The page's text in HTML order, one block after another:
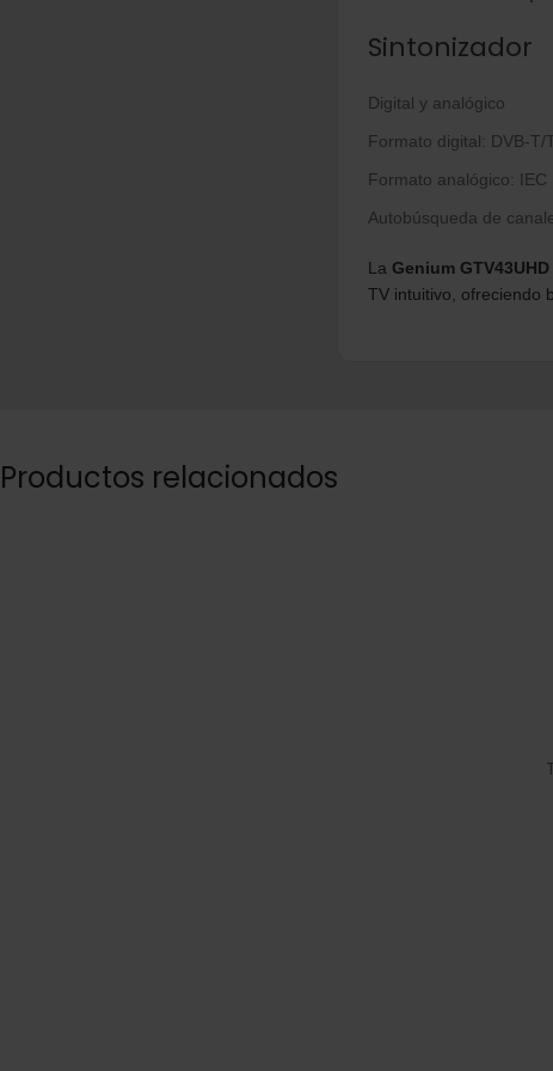
Sintonizador
Digital y analógico
Formato digital: DVB-T/
Formato analógico: IEC
Autobúsqueda de
La Genium GTV43UHD
TV intuitivo, ofreciendo
Productos relacionados